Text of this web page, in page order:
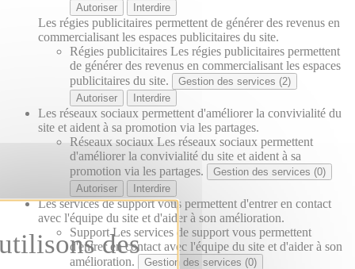
Autoriser
Interdire
Les régies publicitaires permettent de générer des revenus en
commercialisant les espaces publicitaires du site.
Régies publicitaires Les régies publicitaires permettent
de générer des revenus en commercialisant les espaces
publicitaires du site.
Gestion des services (2)
Autoriser
Interdire
Les réseaux sociaux permettent d'améliorer la convivialité du
site et aident à sa promotion via les partages.
Réseaux sociaux Les réseaux sociaux permettent
d'améliorer la convivialité du site et aident à sa
promotion via les partages.
Gestion des services (0)
Autoriser
Interdire
Les services de support vous permettent d'entrer en contact
avec l'équipe du site et d'aider à son amélioration.
Support Les services de support vous permettent
d'entrer en contact avec l'équipe du site et d'aider à son
amélioration.
Gestion des services (0)